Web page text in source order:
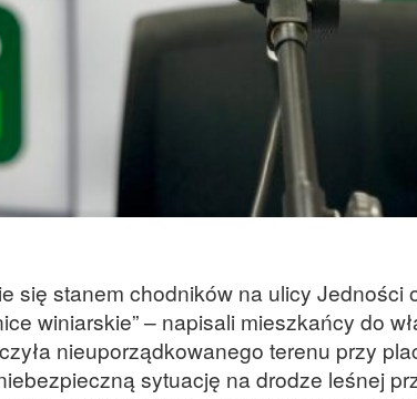
się stanem chodników na ulicy
winiarskie” – napisali mieszkańcy do
nieuporządkowanego terenu przy
sytuację na drodze leśnej